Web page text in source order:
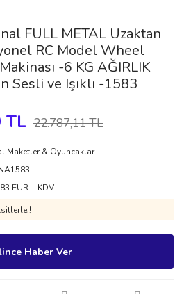
FULL METAL Uzaktan
RC Model Wheel
-6 KG AĞIRLIK
Sesli ve Işıklı -1583
TL 22.787,11 TL
Maketler & Oyuncaklar
EUR + KDV
Haber Ver